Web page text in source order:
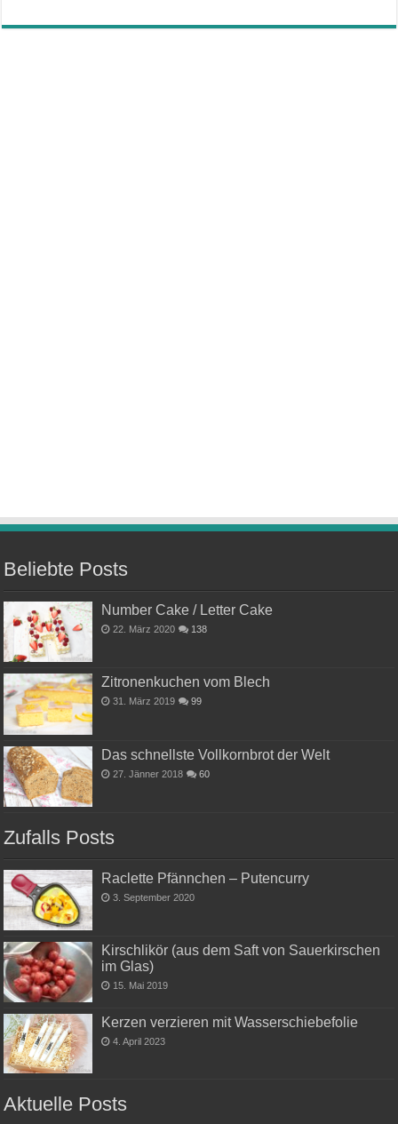
Beliebte Posts
Number Cake / Letter Cake
22. März 2020 138
Zitronenkuchen vom Blech
31. März 2019 99
Das schnellste Vollkornbrot der Welt
27. Jänner 2018 60
Zufalls Posts
Raclette Pfännchen – Putencurry
3. September 2020
Kirschlikör (aus dem Saft von Sauerkirschen
im Glas)
15. Mai 2019
Kerzen verzieren mit Wasserschiebefolie
4. April 2023
Aktuelle Posts